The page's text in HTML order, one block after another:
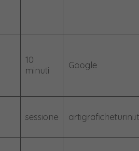
10
minuti
Google
sessione artigraficheturini.it